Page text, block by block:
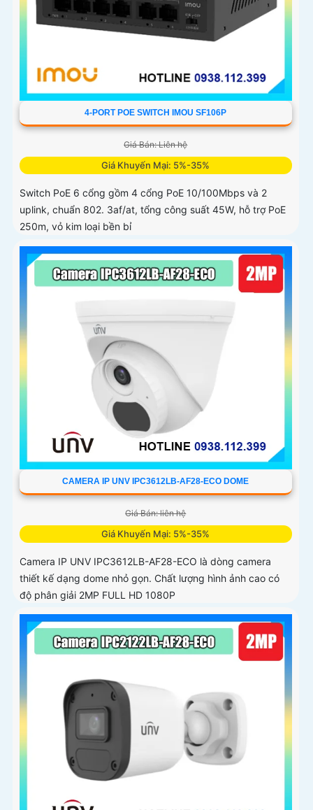
4-PORT POE SWITCH IMOU SF106P
Giá Bán: Liên hệ
Giá Khuyến Mại: 5%-35%
Switch PoE 6 cổng gồm 4 cổng PoE 10/100Mbps và 2
uplink, chuẩn 802. 3af/at, tổng công suất 45W, hỗ trợ PoE
250m, vỏ kim loại bền bỉ
CAMERA IP UNV IPC3612LB-AF28-ECO DOME
Giá Bán: liên hệ
Giá Khuyến Mại: 5%-35%
Camera IP UNV IPC3612LB-AF28-ECO là dòng camera
thiết kế dạng dome nhỏ gọn. Chất lượng hình ảnh cao có
độ phân giải 2MP FULL HD 1080P